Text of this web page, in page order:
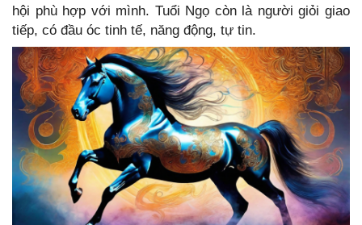
hội phù hợp với mình. Tuổi Ngọ còn là người giỏi giao
tiếp, có đầu óc tinh tế, năng động, tự tin.